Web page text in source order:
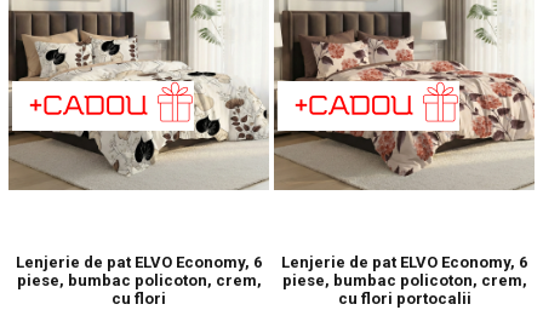
Lenjerie de pat ELVO Economy, 6
piese, bumbac policoton, crem,
cu flori
Lenjerie de pat ELVO Economy, 6
piese, bumbac policoton, crem,
cu flori portocalii